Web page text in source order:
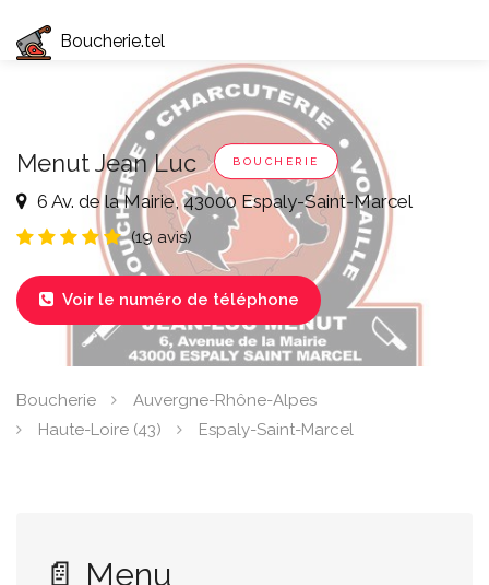
Boucherie.tel
Menut Jean Luc BOUCHERIE
6 Av. de la Mairie, 43000 Espaly-Saint-Marcel
(19 avis)
 Voir le numéro de téléphone
Boucherie
Auvergne-Rhône-Alpes
Haute-Loire (43)
Espaly-Saint-Marcel
📄 Menu